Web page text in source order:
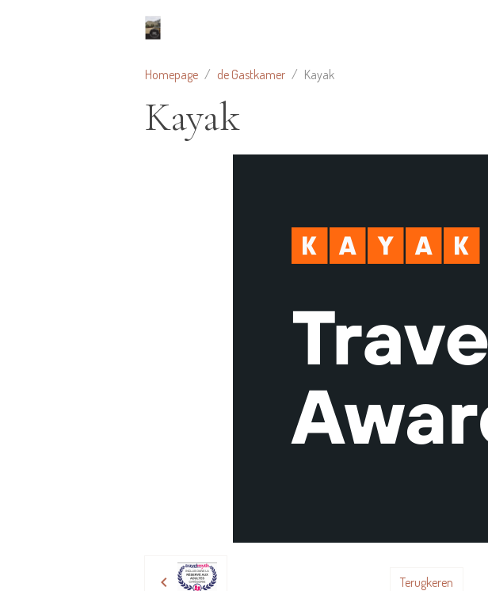
Homepage de Gastkamer Kayak
Kayak
Terugkeren